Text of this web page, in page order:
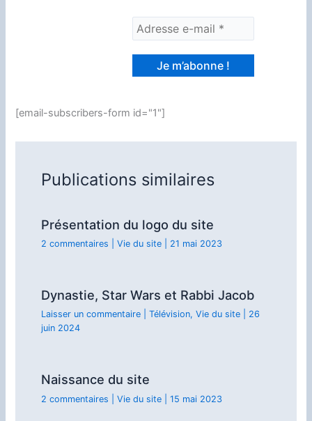
[email-subscribers-form id="1"]
Publications similaires
Présentation du logo du site
2 commentaires Vie du site| 21 mai 2023
Dynastie, Star Wars et Rabbi Jacob
Laisser un commentaire Télévision, Vie du site| 26
juin 2024
Naissance du site
2 commentaires Vie du site| 15 mai 2023